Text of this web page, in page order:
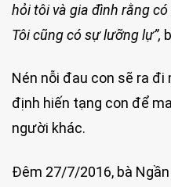
hỏi tôi và gia đình rằng
Tôi cũng có sự lưỡng lự”,
Nén nỗi đau con sẽ ra đi
định hiến tạng con để
người khác.
Đêm 27/7/2016, bà